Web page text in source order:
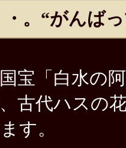
。“がんば
宝「白水の
古代ハスの
す。